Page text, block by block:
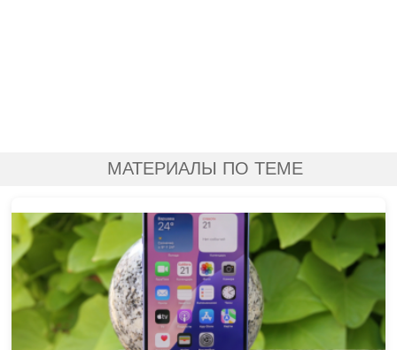
МАТЕРИАЛЫ ПО ТЕМЕ